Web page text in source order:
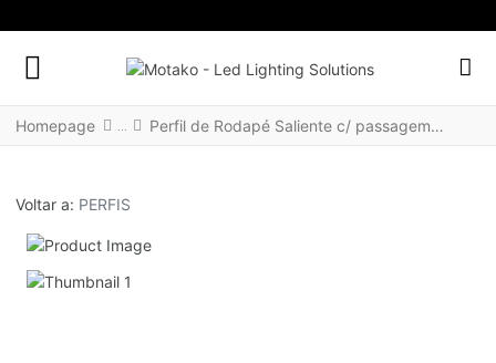
Homepage Perfil de Rodapé Saliente c/ passagem de cabos redondo SESIMBRA
Voltar a: PERFIS